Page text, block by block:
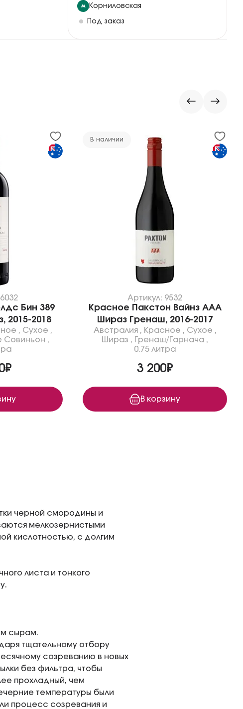
Корниловская
Под заказ
Бин 389
2015-2018
, Сухое ,
Совиньон ,
В наличии
Артикул: 9532
Красное Пакстон Вайнз ААА
Шираз Гренаш, 2016-2017
Австралия, Красное , Сухое ,
Шираз , Гренаш/Гарнача ,
0.75 литра
3 200₽
В корзину
черной смородины и
мелкозернистыми
кислотностью, с долгим
листа и тонкого
сырам.
тщательному отбору
созреванию в новых
без фильтра, чтобы
прохладный, чем
температуры были
процесс созревания и